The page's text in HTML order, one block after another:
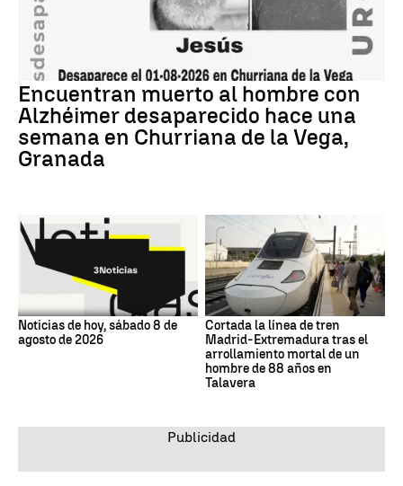
Encuentran muerto al hombre con
Alzhéimer desaparecido hace una
semana en Churriana de la Vega,
Granada
Noticias de hoy, sábado 8 de
agosto de 2026
Cortada la línea de tren
Madrid-Extremadura tras el
arrollamiento mortal de un
hombre de 88 años en
Talavera